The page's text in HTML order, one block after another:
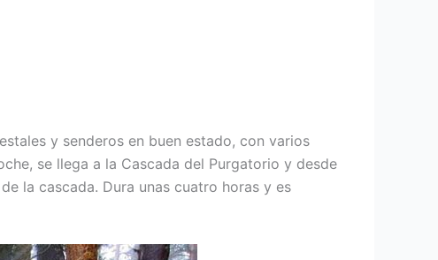
y senderos en buen estado, con varios
se llega a la Cascada del Purgatorio y desde
la cascada. Dura unas cuatro horas y es